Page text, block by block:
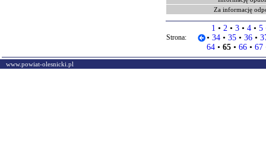
Za informację
Strona:
1 • 2 • 3 • 4 • 5
• 34 • 35 • 36 •
64 • 65 • 66 • 67
www.powiat-olesnicki.pl